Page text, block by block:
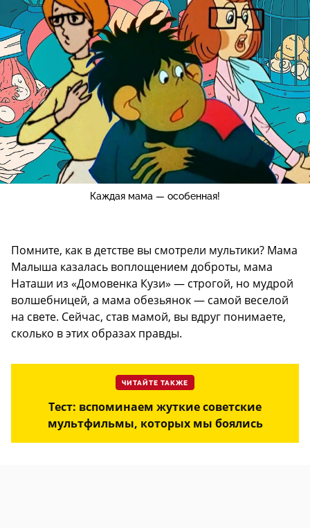
Каждая мама — особенная!
Помните, как в детстве вы смотрели мультики? Мама
Малыша казалась воплощением доброты, мама
Наташи из «Домовенка Кузи» — строгой, но мудрой
волшебницей, а мама обезьянок — самой веселой
на свете. Сейчас, став мамой, вы вдруг понимаете,
сколько в этих образах правды.
ЧИТАЙТЕ ТАКЖЕ
Тест: вспоминаем жуткие советские
мультфильмы, которых мы боялись